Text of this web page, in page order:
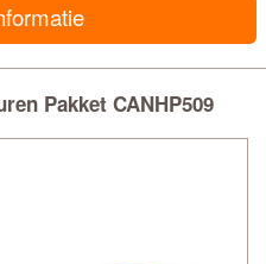
Pakket CANHP509